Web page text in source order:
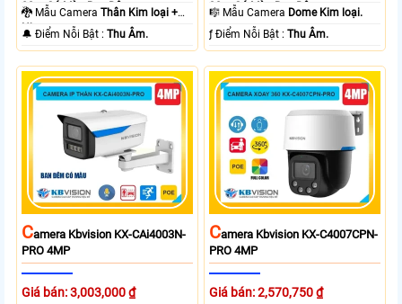
80m Có Màu Ban Ðêm.
🐉️ Mẫu CameraThân Kim loại +
Nhựa.
️🔔 Điểm Nỗi Bật :Thu Âm.
30m Có Màu Ban Ðêm.
🎼️ Mẫu Camera Dome Kim loại.
️ƒ Điểm Nỗi Bật :Thu Âm.
CAmera Kbvision KX-CAi4003N-
PRO 4MP
Giá bán: 3,003,000 ₫
CAmera Kbvision KX-C4007CPN-
PRO 4MP
Giá bán: 2,570,750 ₫